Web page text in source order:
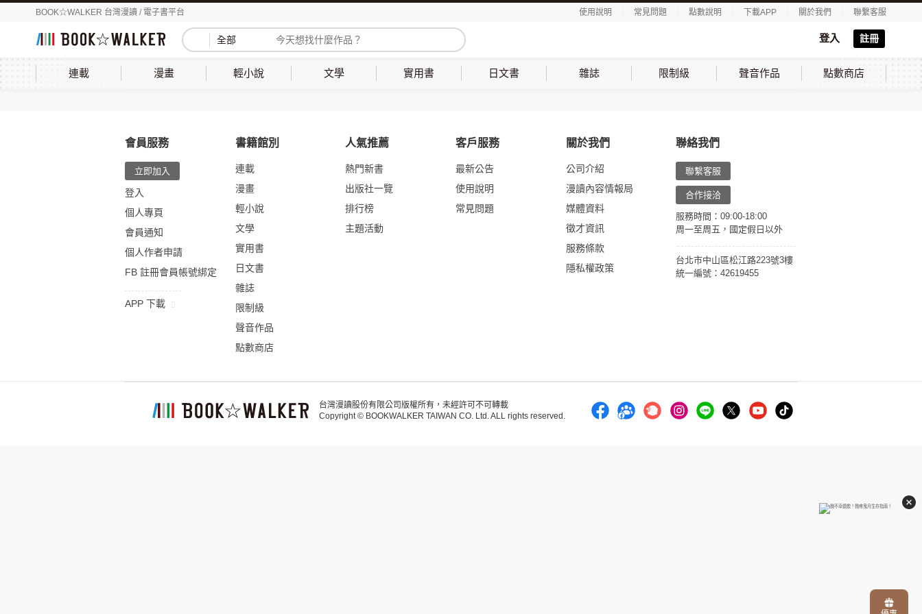
BOOK☆WALKER 台灣漫讀 / 電子書平台 使用說明 常見問題 點數說明 下載APP 關於我們 聯繫客服
全部 登入 註冊
連載 漫畫 輕小說 文學 實用書 日文書 雜誌 限制級 聲音作品 點數商店
會員服務
立即加入
登入
個人專頁
會員通知
個人作者申請
FB 註冊會員帳號綁定
APP 下載
書籍館別
連載
漫畫
輕小說
文學
實用書
日文書
雜誌
限制級
聲音作品
點數商店
人氣推薦
熱門新書
出版社一覽
排行榜
主題活動
客戶服務
最新公告
使用說明
常見問題
關於我們
公司介紹
漫讀內容情報局
媒體資料
徵才資訊
服務條款
隱私權政策
聯絡我們
聯繫客服
合作接洽
服務時間：09:00-18:00
周一至周五，國定假日以外
台北市中山區松江路223號3樓
統一編號：42619455
台灣漫讀股份有限公司版權所有，未經許可不可轉載
Copyright © BOOKWALKER TAIWAN CO. Ltd. ALL rights reserved.